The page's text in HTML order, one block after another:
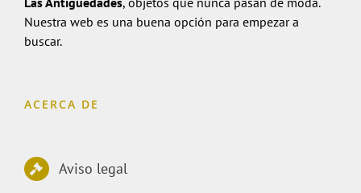
Nuestra web es una buena opción para empezar a
buscar.
ACERCA DE
Aviso legal